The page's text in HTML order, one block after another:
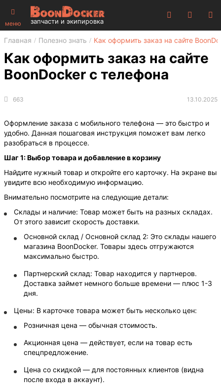
меню запчасти и экипировка
Главная Полезно знать Как оформить заказ на сайте
Как оформить заказ на сайте
BoonDocker с телефона
663 13.10.2025
Оформление заказа с мобильного телефона — это быстро и
удобно. Данная пошаговая инструкция поможет вам легко
разобраться в процессе.
Шаг 1: Выбор товара и добавление в корзину
Найдите нужный товар и откройте его карточку. На экране вы
увидите всю необходимую информацию.
Внимательно посмотрите на следующие детали:
Склады и наличие: Товар может быть на разных складах.
От этого зависит скорость доставки.
Основной склад / Основной склад 2: Это склады нашего
магазина BoonDocker. Товары здесь отгружаются
максимально быстро.
Партнерский склад: Товар находится у партнеров.
Доставка займет немного больше времени — плюс 1-3
дня.
Цены: В карточке товара может быть несколько цен:
Розничная цена — обычная стоимость.
Акционная цена — действует, если на товар есть
спецпредложение.
Цена со скидкой — для постоянных клиентов (видна
после входа в аккаунт).